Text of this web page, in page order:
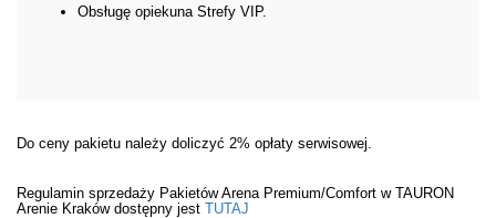
Obsługę opiekuna Strefy VIP.
Do ceny pakietu należy doliczyć 2% opłaty serwisowej.
Regulamin sprzedaży Pakietów Arena Premium/Comfort w TAURON
Arenie Kraków dostępny jest TUTAJ